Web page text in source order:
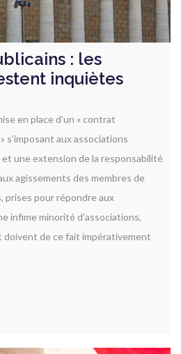
: les
inquiètes
en place d’un « contrat
s’imposant aux associations
une extension de la responsabilité
agissements des membres de
prises pour répondre aux
infime minorité d’associations,
doivent de ce fait impérativement